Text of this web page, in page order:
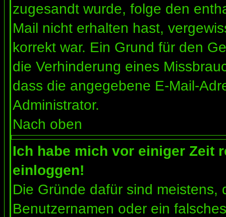
zugesandt wurde, folge den
Mail nicht erhalten hast,
korrekt war. Ein Grund für den
die Verhinderung eines
dass die angegebene E-Mail-
Administrator.
Nach oben
Ich habe mich vor einiger Zeit
einloggen!
Die Gründe dafür sind
Benutzernamen oder ein